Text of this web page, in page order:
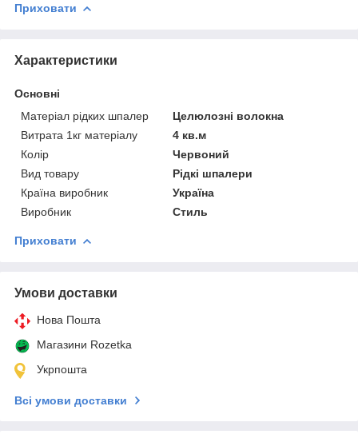
Приховати
Характеристики
Основні
Матеріал рідких шпалер
Целюлозні волокна
Витрата 1кг матеріалу
4 кв.м
Колір
Червоний
Вид товару
Рідкі шпалери
Країна виробник
Україна
Виробник
Стиль
Приховати
Умови доставки
Нова Пошта
Магазини Rozetka
Укрпошта
Всі умови доставки